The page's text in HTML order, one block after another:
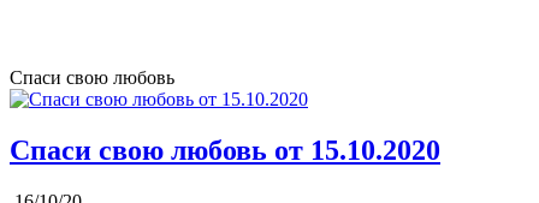
Спаси свою любовь
Спаси свою любовь от 15.10.2020